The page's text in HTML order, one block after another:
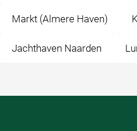
Markt (Almere Haven)
Jachthaven Naarden